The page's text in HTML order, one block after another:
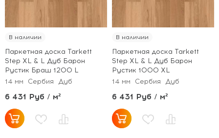
В наличии
Паркетная доска Tarkett
Step XL & L Дуб Барон
Рустик Браш 1200 L
14 мм
Сербия Дуб
6 431 Руб / м²
В наличии
Паркетная доска Tarkett
Step XL & L Дуб Барон
Рустик 1000 XL
14 мм
Сербия Дуб
6 431 Руб / м²